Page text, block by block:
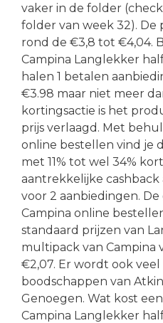
vaker in de folder
folder van week 32). De
rond de €3,8 tot €4,04.
Campina Langlekker
halen 1 betalen
€3.98 maar niet meer
kortingsactie is het
prijs verlaagd. Met
online bestellen vind je
met 11% tot wel 34%
aantrekkelijke cashback
voor 2 aanbiedingen.
Campina online
standaard prijzen van
multipack van Campina
€2,07. Er wordt ook
boodschappen van
Genoegen. Wat kost
Campina Langlekker